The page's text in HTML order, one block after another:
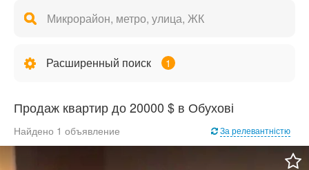
Расширенный поиск 1
Продаж квартир до 20000 $ в Обухові
Найдено 1 объявление За релевантністю